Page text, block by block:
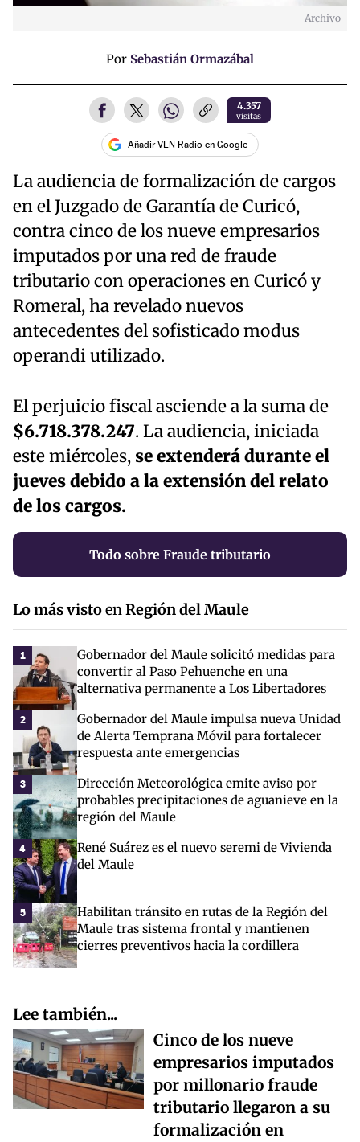
Archivo
Por Sebastián Ormazábal
4.357
visitas
Añadir VLN Radio en Google
La audiencia de formalización de cargos
en el Juzgado de Garantía de Curicó,
contra cinco de los nueve empresarios
imputados por una red de fraude
tributario con operaciones en Curicó y
Romeral, ha revelado nuevos
antecedentes del sofisticado modus
operandi utilizado.
El perjuicio fiscal asciende a la suma de
$6.718.378.247. La audiencia, iniciada
este miércoles, se extenderá durante el
jueves debido a la extensión del relato
de los cargos.
Todo sobre Fraude tributario
Lo más vistoenRegión del Maule
1
Gobernador del Maule solicitó medidas para
convertir al Paso Pehuenche en una
alternativa permanente a Los Libertadores
2
Gobernador del Maule impulsa nueva Unidad
de Alerta Temprana Móvil para fortalecer
respuesta ante emergencias
3
Dirección Meteorológica emite aviso por
probables precipitaciones de aguanieve en la
región del Maule
4
René Suárez es el nuevo seremi de Vivienda
del Maule
5
Habilitan tránsito en rutas de la Región del
Maule tras sistema frontal y mantienen
cierres preventivos hacia la cordillera
Lee también...
Cinco de los nueve
empresarios imputados
por millonario fraude
tributario llegaron a su
formalización en